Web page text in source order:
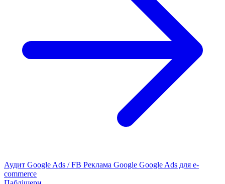
Аудит Google Ads / FB Реклама Google Google Ads для e-
commerce